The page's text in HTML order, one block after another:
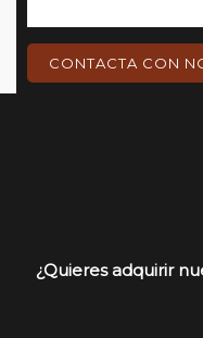
CONTACTA CON
¿Quieres adquirir